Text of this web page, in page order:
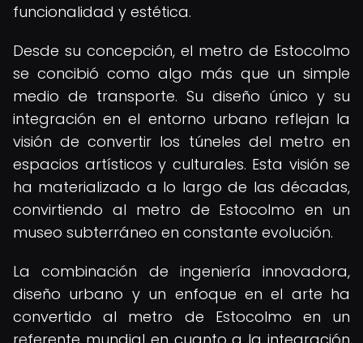
funcionalidad y estética.
Desde su concepción, el metro de Estocolmo
se concibió como algo más que un simple
medio de transporte. Su diseño único y su
integración en el entorno urbano reflejan la
visión de convertir los túneles del metro en
espacios artísticos y culturales. Esta visión se
ha materializado a lo largo de las décadas,
convirtiendo al metro de Estocolmo en un
museo subterráneo en constante evolución.
La combinación de ingeniería innovadora,
diseño urbano y un enfoque en el arte ha
convertido al metro de Estocolmo en un